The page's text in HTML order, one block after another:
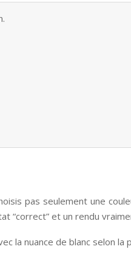
pas seulement une
“correct” et un rendu
la nuance de blanc selon la